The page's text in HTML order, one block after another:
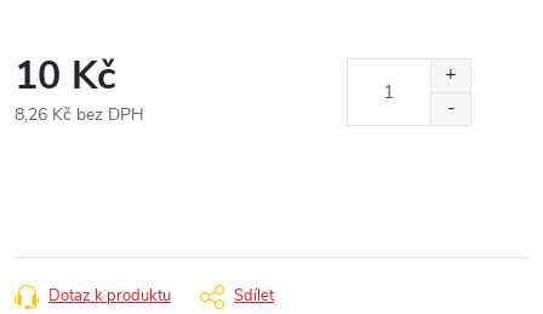
10 Kč
8,26 Kč bez DPH
Dotaz k produktu Sdílet